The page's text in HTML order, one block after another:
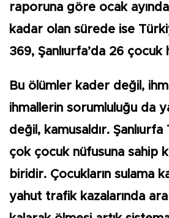
raporuna göre ocak
kadar olan sürede ise
369, Şanlıurfa’da 26 çocuk
Bu ölümler kader değil,
ihmallerin sorumluluğu da
değil, kamusaldır.
çok çocuk nüfusuna sahip
biridir. Çocukların sulama
yahut trafik kazalarında